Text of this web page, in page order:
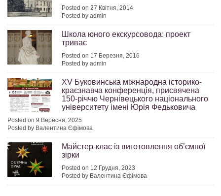
Posted on 27 Квітня, 2014
Posted by admin
Школа юного екскурсовода: проект
триває
Posted on 17 Березня, 2016
Posted by admin
XV Буковинська міжнародна історико-
краєзнавча конференція, присвячена
150-річчю Чернівецького національного
університету імені Юрія Федьковича
Posted on 9 Вересня, 2025
Posted by Валентина Єфімова
Майстер-клас із виготовлення об’ємної
зірки
Posted on 12 Грудня, 2023
Posted by Валентина Єфімова